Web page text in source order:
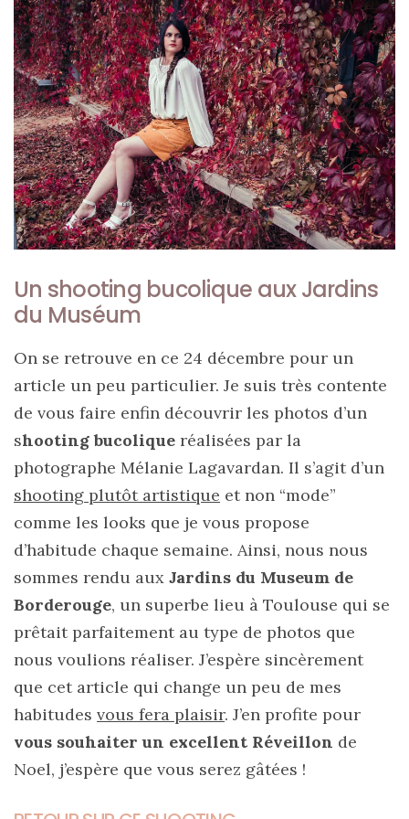
sac
en
soie
et
cuir
au
luxe
discret
06/06/2026
Sac
Un shooting bucolique aux Jardins
du Muséum
On se retrouve en ce 24 décembre pour un
article un peu particulier. Je suis très contente
de vous faire enfin découvrir les photos d’un
shooting bucolique réalisées par la
photographe Mélanie Lagavardan. Il s’agit d’un
shooting plutôt artistique et non “mode”
comme les looks que je vous propose
d’habitude chaque semaine. Ainsi, nous nous
sommes rendu aux Jardins du Museum de
Borderouge, un superbe lieu à Toulouse qui se
prêtait parfaitement au type de photos que
nous voulions réaliser. J’espère sincèrement
que cet article qui change un peu de mes
habitudes vous fera plaisir. J’en profite pour
vous souhaiter un excellent Réveillon de
Noel, j’espère que vous serez gâtées !